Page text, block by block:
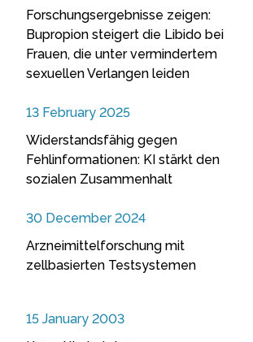
Forschungsergebnisse zeigen:
Bupropion steigert die Libido bei
Frauen, die unter vermindertem
sexuellen Verlangen leiden
13 February 2025
Widerstandsfähig gegen
Fehlinformationen: KI stärkt den
sozialen Zusammenhalt
30 December 2024
Arzneimittelforschung mit
zellbasierten Testsystemen
15 January 2003